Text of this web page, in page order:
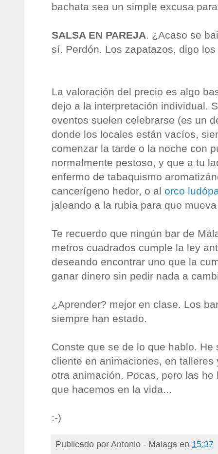
bachata sea un simple excusa
SALSA EN PAREJA. ¿Acaso se
sí. Perdón. Los zapatazos, digo
La valoración del precio es algo
dejo a la interpretación individual.
eventos suelen celebrarse (es un
donde los locales están vacíos,
comenzar la tarde o la noche con
normalmente pestoso, y que a tu
enfermo de tabaquismo
cancerígeno hedor, o al orco
jaleando a la rubia para que
Te recuerdo que ningún bar de
metros cuadrados cumple la ley
deseando encontrar uno que la
ganar dinero sin pedir nada a
¿Aprender? mejor en clase. Los
siempre han estado.
Conste que se de lo que hablo. He
cliente en animaciones, en
otra animación. Pocas, pero las
que hacemos en la vida...
:-)
Publicado porAntonio - Malaga en 15:37